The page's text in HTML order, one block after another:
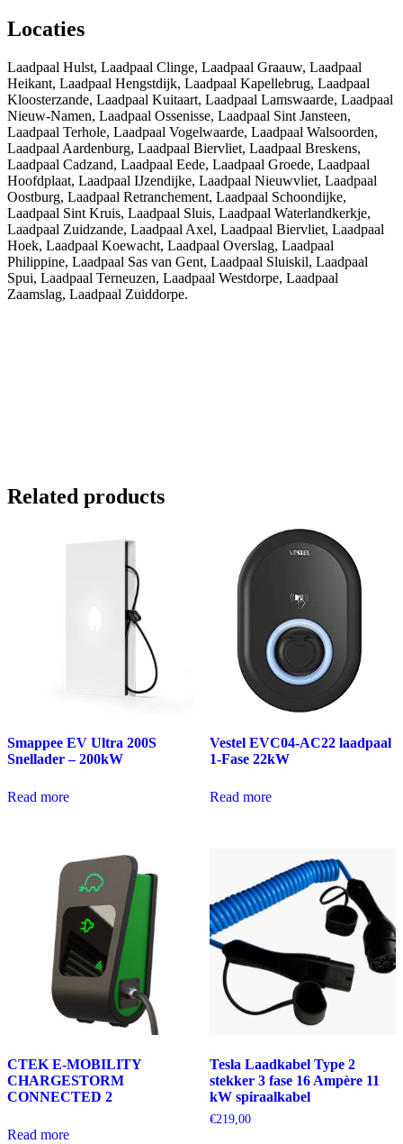
Locaties
Laadpaal Hulst, Laadpaal Clinge, Laadpaal Graauw, Laadpaal
Heikant, Laadpaal Hengstdijk, Laadpaal Kapellebrug, Laadpaal
Kloosterzande, Laadpaal Kuitaart, Laadpaal Lamswaarde, Laadpaal
Nieuw-Namen, Laadpaal Ossenisse, Laadpaal Sint Jansteen,
Laadpaal Terhole, Laadpaal Vogelwaarde, Laadpaal Walsoorden,
Laadpaal Aardenburg, Laadpaal Biervliet, Laadpaal Breskens,
Laadpaal Cadzand, Laadpaal Eede, Laadpaal Groede, Laadpaal
Hoofdplaat, Laadpaal IJzendijke, Laadpaal Nieuwvliet, Laadpaal
Oostburg, Laadpaal Retranchement, Laadpaal Schoondijke,
Laadpaal Sint Kruis, Laadpaal Sluis, Laadpaal Waterlandkerkje,
Laadpaal Zuidzande, Laadpaal Axel, Laadpaal Biervliet, Laadpaal
Hoek, Laadpaal Koewacht, Laadpaal Overslag, Laadpaal
Philippine, Laadpaal Sas van Gent, Laadpaal Sluiskil, Laadpaal
Spui, Laadpaal Terneuzen, Laadpaal Westdorpe, Laadpaal
Zaamslag, Laadpaal Zuiddorpe.
Related products
Smappee EV Ultra 200S
Snellader – 200kW
Read more
Vestel EVC04-AC22 laadpaal
1-Fase 22kW
Read more
CTEK E-MOBILITY
CHARGESTORM
CONNECTED 2
Read more
Tesla Laadkabel Type 2
stekker 3 fase 16 Ampère 11
kW spiraalkabel
€219,00